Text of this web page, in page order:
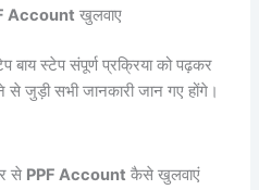
Account खुलवाए
बाय स्टेप संपूर्ण प्रक्रिया को पढ़कर
से जुड़ी सभी जानकारी जान गए होंगे।
से PPF Account कैसे खुलवाएं